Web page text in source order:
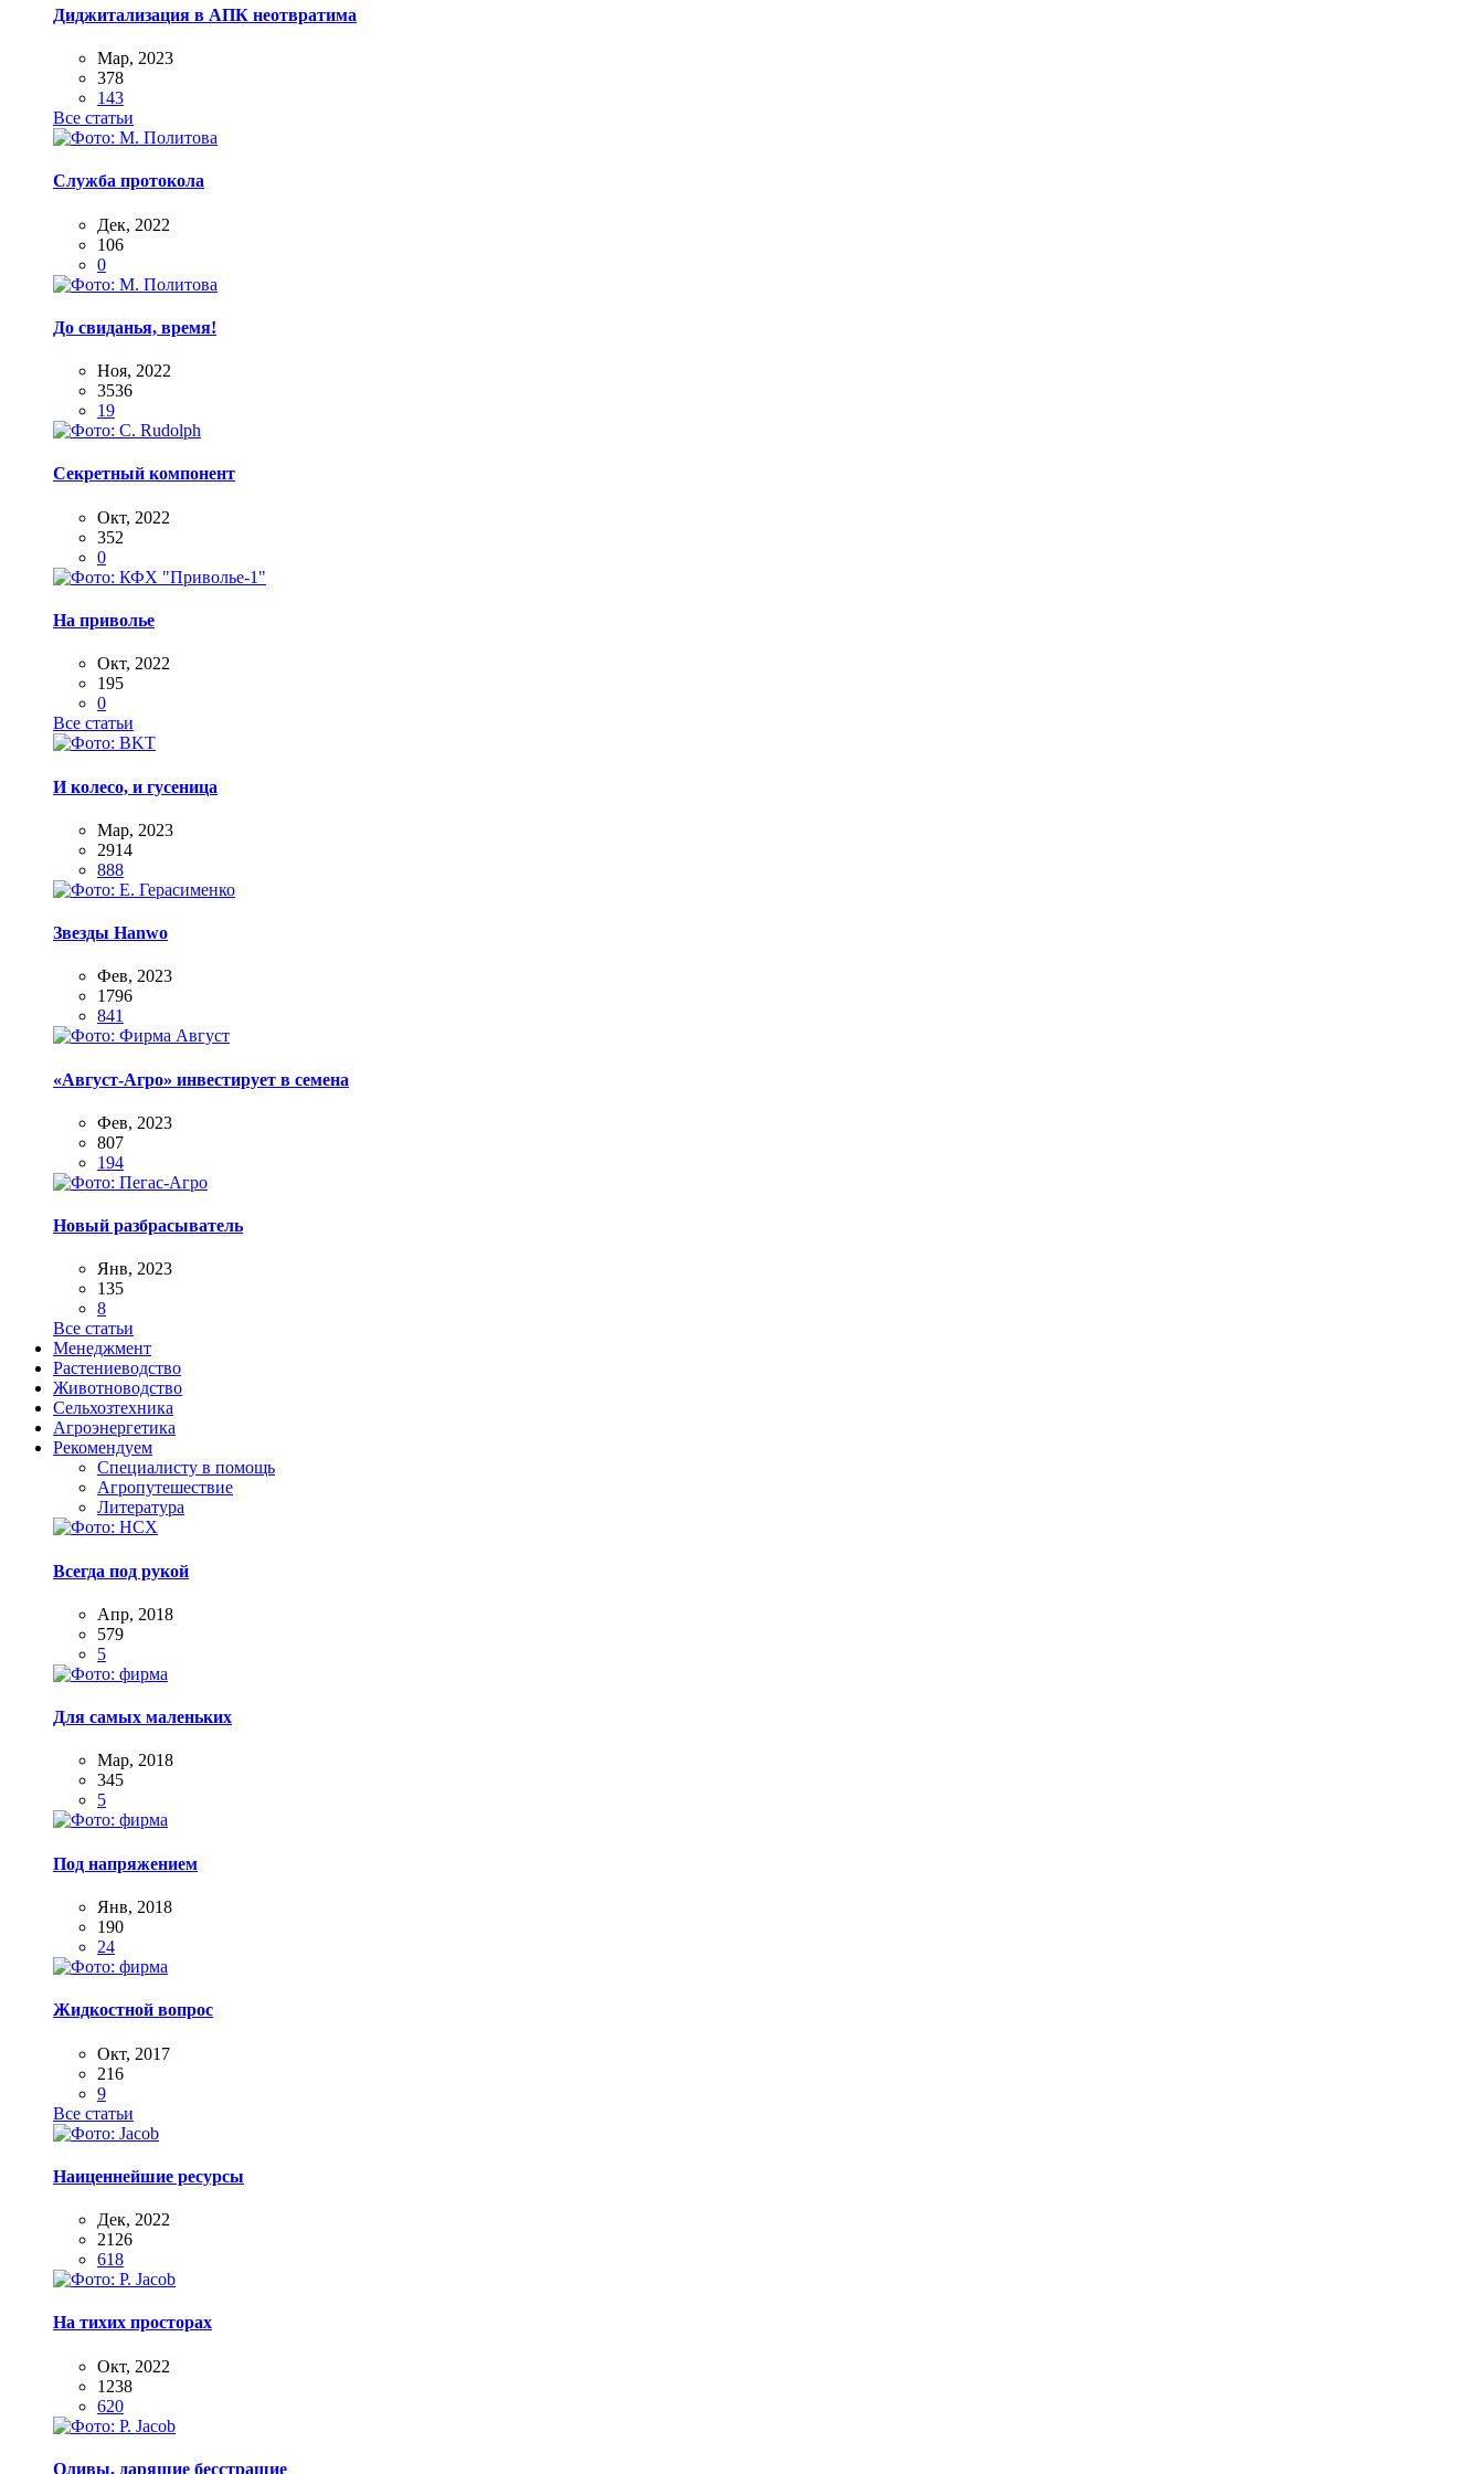
Диджитализация в АПК неотвратима
Мар, 2023
378
143
Все статьи
Служба протокола
Дек, 2022
106
0
До свиданья, время!
Ноя, 2022
3536
19
Секретный компонент
Окт, 2022
352
0
На приволье
Окт, 2022
195
0
Все статьи
И колесо, и гусеница
Мар, 2023
2914
888
Звезды Hanwo
Фев, 2023
1796
841
«Август-Агро» инвестирует в семена
Фев, 2023
807
194
Новый разбрасыватель
Янв, 2023
135
8
Все статьи
Менеджмент
Растениеводство
Животноводство
Сельхозтехника
Агроэнергетика
Рекомендуем
Специалисту в помощь
Агропутешествие
Литература
Всегда под рукой
Апр, 2018
579
5
Для самых маленьких
Мар, 2018
345
5
Под напряжением
Янв, 2018
190
24
Жидкостной вопрос
Окт, 2017
216
9
Все статьи
Наиценнейшие ресурсы
Дек, 2022
2126
618
На тихих просторах
Окт, 2022
1238
620
Оливы, дарящие бесстрашие